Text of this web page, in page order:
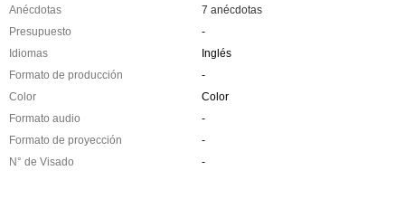
Anécdotas
7 anécdotas
Presupuesto
-
Idiomas
Inglés
Formato de producción
-
Color
Color
Formato audio
-
Formato de proyección
-
N° de Visado
-